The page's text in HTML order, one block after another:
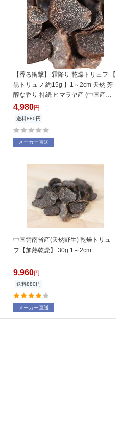
【香る衝撃】 霜降り 乾燥トリュフ 【
黒トリュフ 約15g 】1～2cm 天然 芳
醇な香り 持続 ヒマラヤ産 (中国産）
食品安全検定合格 日本人による品質
管理 スライス済み 長期保存可能 使い
4,980円
送料880円
メーカー直送
中国雲南省産(天然野生) 乾燥トリュ
フ【加熱乾燥】 30g 1～2cm
9,960円
送料880円
メーカー直送